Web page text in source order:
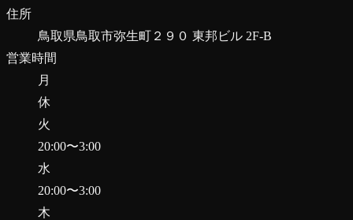
住所
鳥取県鳥取市弥生町２９０ 東邦ビル 2F-B
営業時間
月
休
火
20:00〜3:00
水
20:00〜3:00
木